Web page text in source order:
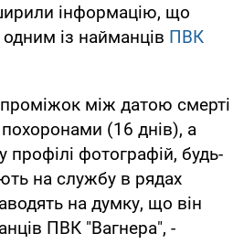
інформацію, що
із найманців ПВК
між датою смерті
(16 днів), а
профілі фотографій, будь-
на службу в рядах
на думку, що він
ПВК "Вагнера", -